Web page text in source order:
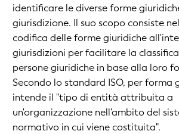
identificare le diverse forme
giurisdizione. Il suo scopo consiste
codifica delle forme giuridiche
giurisdizioni per facilitare la
persone giuridiche in base alla loro
Secondo lo standard ISO, per forma
intende il "tipo di entità attribuita a
un'organizzazione nell'ambito del
normativo in cui viene costituita".